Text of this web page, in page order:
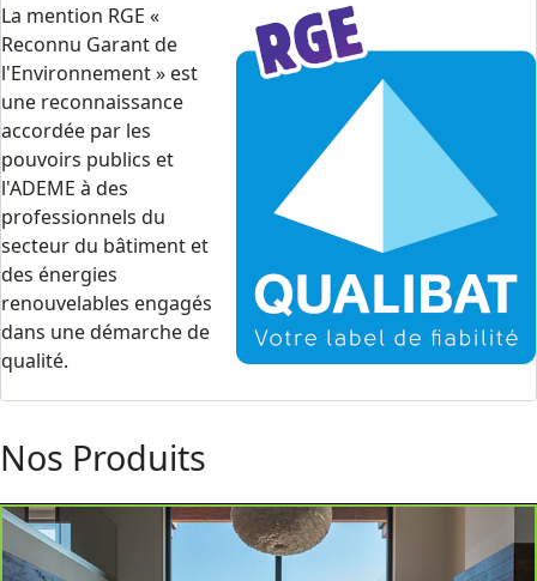
La mention RGE «
Reconnu Garant de
l'Environnement » est
une reconnaissance
accordée par les
pouvoirs publics et
l'ADEME à des
professionnels du
secteur du bâtiment et
des énergies
renouvelables engagés
dans une démarche de
qualité.
Nos Produits